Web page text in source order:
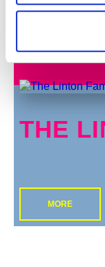
THU, 20.
THE
MORE